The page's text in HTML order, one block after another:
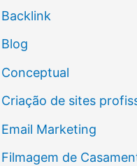
Backlink
Blog
Conceptual
Criação de sites
Email Marketing
Filmagem de